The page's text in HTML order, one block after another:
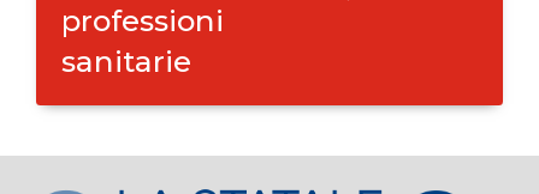
professioni
sanitarie